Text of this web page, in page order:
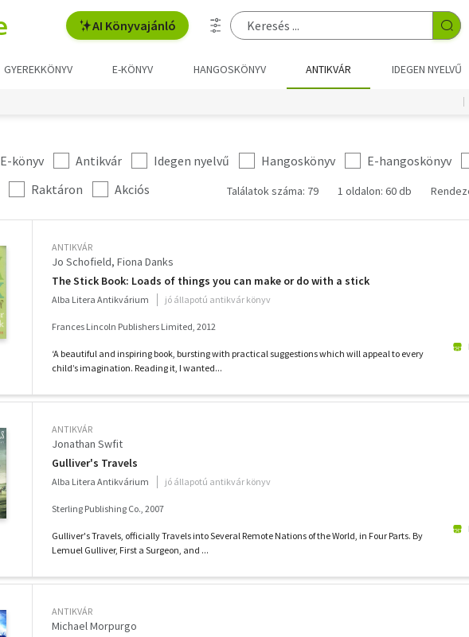
AI Könyvajánló
GYEREKKÖNYV E-KÖNYV HANGOSKÖNYV ANTIKVÁR IDEGEN NYELVŰ
E-könyv Antikvár Idegen nyelvű Hangoskönyv E-hangoskönyv
Raktáron Akciós Találatok száma: 79 1 oldalon: 60 db
ANTIKVÁR
Jo Schofield Fiona Danks
The Stick Book: Loads of things you can make or do with a stick
Alba Litera Antikvárium jó állapotú antikvár könyv
Frances Lincoln Publishers Limited, 2012
‘A beautiful and inspiring book, bursting with practical suggestions which will appeal to every
child’s imagination. Reading it, I wanted...
ANTIKVÁR
Jonathan Swfit
Gulliver's Travels
Alba Litera Antikvárium jó állapotú antikvár könyv
Sterling Publishing Co., 2007
Gulliver's Travels, officially Travels into Several Remote Nations of the World, in Four Parts. By
Lemuel Gulliver, First a Surgeon, and ...
ANTIKVÁR
Michael Morpurgo